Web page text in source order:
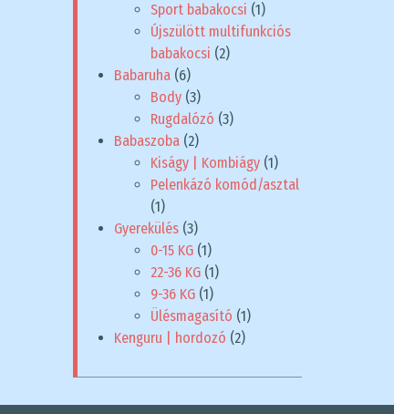
Sport babakocsi (1)
Újszülött multifunkciós
babakocsi (2)
Babaruha (6)
Body (3)
Rugdalózó (3)
Babaszoba (2)
Kiságy | Kombiágy (1)
Pelenkázó komód/asztal
(1)
Gyerekülés (3)
0-15 KG (1)
22-36 KG (1)
9-36 KG (1)
Ülésmagasító (1)
Kenguru | hordozó (2)